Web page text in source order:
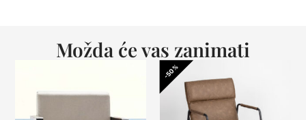
Možda će vas zanimati
-50%